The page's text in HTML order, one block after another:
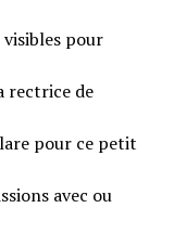
pour
rectrice de
pour ce petit
avec ou